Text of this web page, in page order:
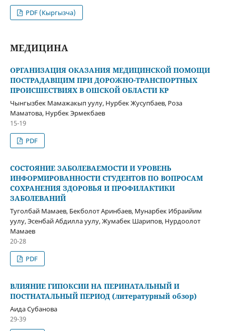
PDF (Кыргызча)
МЕДИЦИНА
ОРГАНИЗАЦИЯ ОКАЗАНИЯ МЕДИЦИНСКОЙ ПОМОЩИ
ПОСТРАДАВЩИМ ПРИ ДОРОЖНО-ТРАНСПОРТНЫХ
ПРОИСШЕСТВИЯХ В ОШСКОЙ ОБЛАСТИ КР
Чынгызбек Мамажакып уулу, Нурбек Жусупбаев, Роза
Маматова, Нурбек Эрмекбаев
15-19
PDF
СОСТОЯНИЕ ЗАБОЛЕВАЕМОСТИ И УРОВЕНЬ
ИНФОРМИРОВАННОСТИ СТУДЕНТОВ ПО ВОПРОСАМ
СОХРАНЕНИЯ ЗДОРОВЬЯ И ПРОФИЛАКТИКИ
ЗАБОЛЕВАНИЙ
Туголбай Мамаев, Бекболот Аринбаев, Мунарбек Ибраийим
уулу, Эсенбай Абдилла уулу, Жумабек Шарипов, Нурдоолот
Мамаев
20-28
PDF
ВЛИЯНИЕ ГИПОКСИИ НА ПЕРИНАТАЛЬНЫЙ И
ПОСТНАТАЛЬНЫЙ ПЕРИОД (литературный обзор)
Аида Субанова
29-39